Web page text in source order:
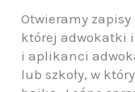
Otwieramy
której adwokatki
i aplikanci
lub szkoły, w